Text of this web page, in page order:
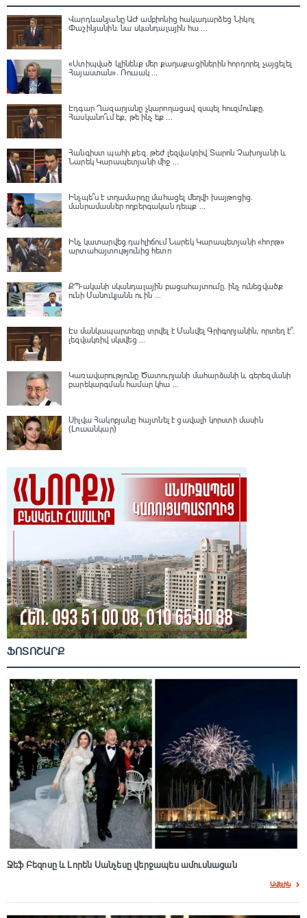
Վարդևանյանը ԱԺ ամբիոնից հակադարձեց Նիկոլ
Փաշինյանին․ նա սկանդալային հա ...
«Ստիպված կլինենք մեր քաղաքացիներին հորդորել չայցելել
Հայաստան»․ Ռուսակ ...
Էդգար Ղազարյանը չկարողացավ զսպել հուզմունքը.
Հասկանո՞ւմ եք, թե ինչ եք ...
Հանգիստ պահի քեզ. թեժ լեզվակռիվ Տարոն Չախոյանի և
Նարեկ Կարապետյանի միջ ...
Ինչպե՞ս է տղամարդը մահացել մեղվի խայթոցից.
մանրամասներ ողբերգական դեպք ...
Ինչ կատարվեց դահլիճում Նարեկ Կարապետյանի «հորթ»
արտահայտությունից հետո
ՔՊ-ականի սկանդալային բացահայտումը․ ինչ ունեցվածք
ունի Մանուկյանն ու ին ...
Էս մանկապարտեզը տրվել է Մանվել Գրիգորյանին, որտեղ է՞․
լեզվակռիվ սկսվեց ...
Կառավարությունը Ծատուրյանի մահարձանի և գերեզմանի
բարեկարգման համար կհա ...
Սիլվա Հակոբյանը հայտնել է ցավալի կորստի մասին
(Լուսանկար)
ՖՈՏՈՇԱՐՔ
Ջեֆ Բեզոսը և Լորեն Սանչեսը վերջապես ամուսնացան
Ավելին